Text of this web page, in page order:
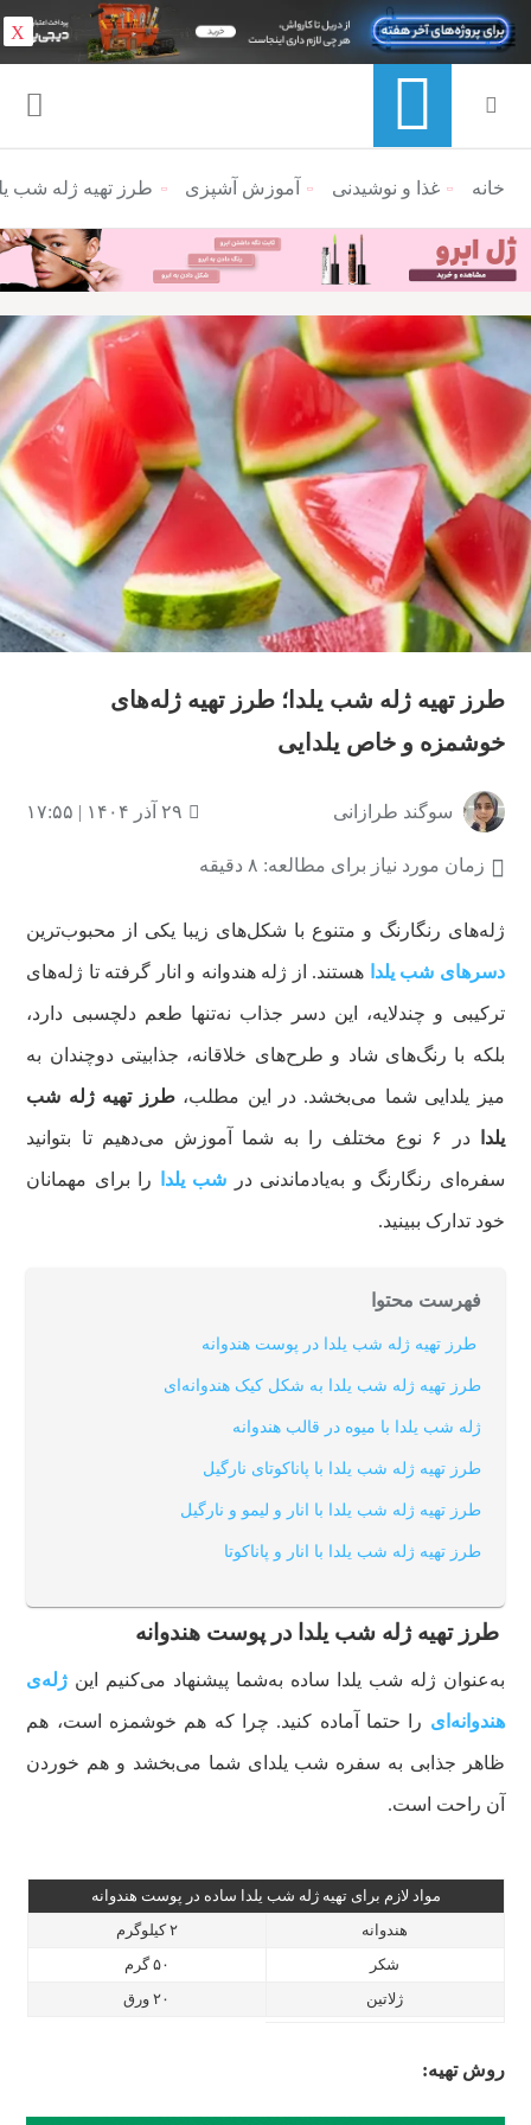
منوی ناوبری خرده نان
خانه غذا و نوشیدنی آموزش آشپزی طرز تهیه ژله شب
طرز تهیه ژله شب یلدا؛ طرز تهیه ژله‌های
خوشمزه و خاص یلدایی
سوگند طرازانی ۲۹ آذر ۱۴۰۴ | ۱۷:۵۵
زمان مورد نیاز برای مطالعه: ۸ دقیقه
ژله‌های رنگارنگ و متنوع با شکل‌های زیبا یکی از محبوب‌ترین
دسرهای شب یلدا هستند. از ژله هندوانه و انار گرفته تا ژله‌های
ترکیبی و چندلایه، این دسر جذاب نه‌تنها طعم دلچسبی دارد،
بلکه با رنگ‌های شاد و طرح‌های خلاقانه، جذابیتی دوچندان به
میز یلدایی شما می‌بخشد. در این مطلب،طرز تهیه ژله شب
یلدا در ۶ نوع مختلف را به شما آموزش می‌دهیم تا بتوانید
سفره‌ای رنگارنگ و به‌یادماندنی در شب یلدا را برای مهمانان
خود تدارک ببینید.
فهرست محتوا
طرز تهیه ژله شب یلدا در پوست هندوانه
طرز تهیه ژله شب یلدا به شکل کیک هندوانه‌ای
ژله شب یلدا با میوه در قالب هندوانه
طرز تهیه ژله شب یلدا با پاناکوتای نارگیل
طرز تهیه ژله شب یلدا با انار و لیمو و نارگیل
طرز تهیه ژله شب یلدا با انار و پاناکوتا
طرز تهیه ژله شب یلدا در پوست هندوانه
به‌عنوان ژله‌ شب یلدا ساده به‌شما پیشنهاد می‌کنیم این ژله‌ی
هندوانه‌ای را حتما آماده کنید. چرا که هم خوشمزه است، هم
ظاهر جذابی به سفره شب یلدای شما می‌بخشد و هم خوردن
آن راحت است.
مواد لازم برای تهیه ژله شب یلدا ساده در پوست هندوانه
هندوانه
۲ کیلوگرم
شکر
۵۰ گرم
ژلاتین
۲۰ ورق
روش تهیه:
X